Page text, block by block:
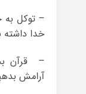
– توکل
خدا داشته
– قرآن
آرامش